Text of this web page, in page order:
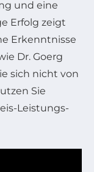
und eine
Erfolg zeigt
Erkenntnisse
Dr. Goerg
sich nicht von
Sie
Leistungs-